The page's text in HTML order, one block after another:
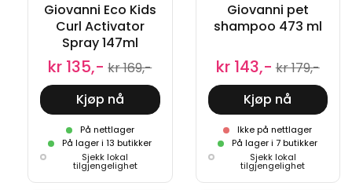
Giovanni Eco Kids
Curl Activator
Spray 147ml
kr 135,- kr 169,-
Kjøp nå
På nettlager
På lager i 13 butikker
Sjekk lokal
tilgjengelighet
Giovanni pet
shampoo 473 ml
kr 143,- kr 179,-
Kjøp nå
Ikke på nettlager
På lager i 7 butikker
Sjekk lokal
tilgjengelighet